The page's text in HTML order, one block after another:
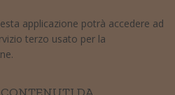
applicazione potrà accedere ad
terzo usato per la